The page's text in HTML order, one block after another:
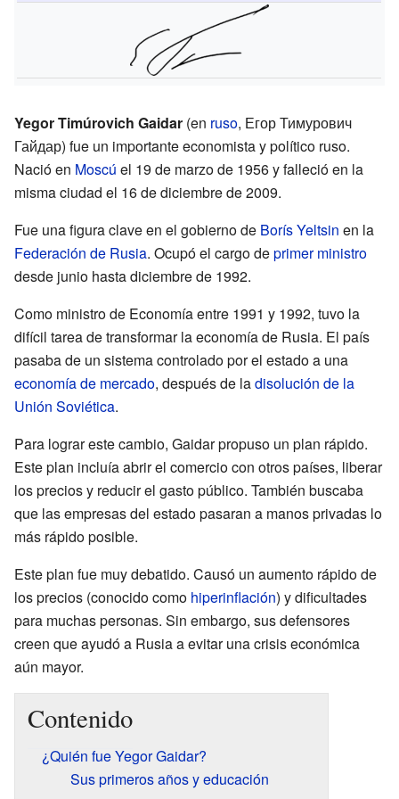
Yegor Timúrovich Gaidar (en ruso, Егор Тимурович
Гайдар) fue un importante economista y político ruso.
Nació en Moscú el 19 de marzo de 1956 y falleció en la
misma ciudad el 16 de diciembre de 2009.
Fue una figura clave en el gobierno de Borís Yeltsin en la
Federación de Rusia. Ocupó el cargo deprimer ministro
desde junio hasta diciembre de 1992.
Como ministro de Economía entre 1991 y 1992, tuvo la
difícil tarea de transformar la economía de Rusia. El país
pasaba de un sistema controlado por el estado a una
economía de mercado, después de ladisolución de la
Unión Soviética.
Para lograr este cambio, Gaidar propuso un plan rápido.
Este plan incluía abrir el comercio con otros países, liberar
los precios y reducir el gasto público. También buscaba
que las empresas del estado pasaran a manos privadas lo
más rápido posible.
Este plan fue muy debatido. Causó un aumento rápido de
los precios (conocido como hiperinflación) y dificultades
para muchas personas. Sin embargo, sus defensores
creen que ayudó a Rusia a evitar una crisis económica
aún mayor.
Contenido
¿Quién fue Yegor Gaidar?
Sus primeros años y educación